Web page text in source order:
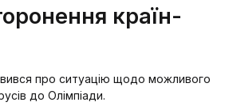
країн-
про ситуацію щодо можливого
до Олімпіади.